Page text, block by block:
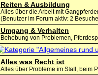
Reiten & Ausbildung
Alles über die Arbeit mit
(Benutzer im Forum aktiv: 2
Umgang & Verhalten
Behebung von Problemen,
Alles was Recht ist
Alles über Probleme im Stall, beim